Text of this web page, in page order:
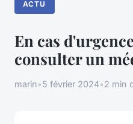
ACTU
En cas
consulter un
marin•5 février 2024•2 min